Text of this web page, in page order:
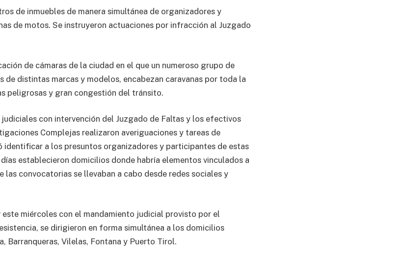
de inmuebles de manera simultánea de organizadores y
de motos. Se instruyeron actuaciones por infracción al Juzgado
de cámaras de la ciudad en el que un numeroso grupo de
de distintas marcas y modelos, encabezan caravanas por toda la
peligrosas y gran congestión del tránsito.
con intervención del Juzgado de Faltas y los efectivos
Complejas realizaron averiguaciones y tareas de
identificar a los presuntos organizadores y participantes de estas
establecieron domicilios donde habría elementos vinculados a
las convocatorias se llevaban a cabo desde redes sociales y
miércoles con el mandamiento judicial provisto por el
se dirigieron en forma simultánea a los domicilios
Barranqueras, Vilelas, Fontana y Puerto Tirol.